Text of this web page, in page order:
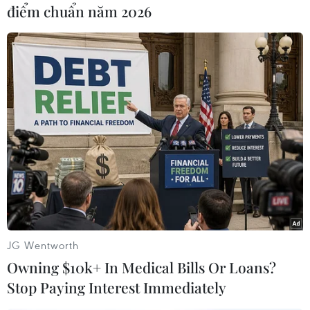
lượng máu đi qua)./.
(TTXVN)
điểm chuẩn năm 2026
JG Wentworth
Owning $10k+ In Medical Bills Or Loans?
Stop Paying Interest Immediately